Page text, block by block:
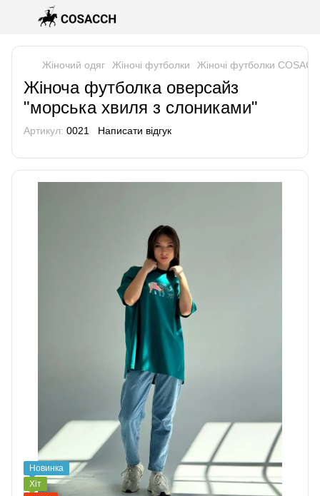
Жіночий одяг Жіночі футболки Жіночі футболки
Жіноча футболка оверсайз
"морська хвиля з слониками"
Артикул: 0021 Написати відгук
Новинка
Хіт